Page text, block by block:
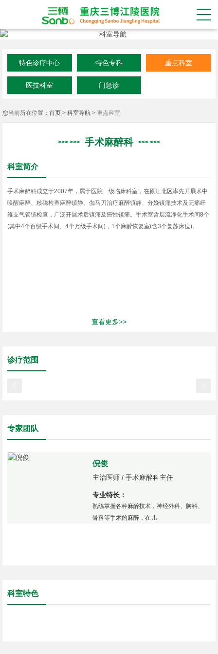
特色诊疗中心 特色专科 重点科室
医技科室 门急诊
您当前所在位置： 首页 > 科室导航 > 重点科室
手术麻醉科
科室简介
手术麻醉科成立于2007年，属于医院一级临床科室，在原江北区率先开展术中
唤醒麻醉、核磁检查麻醉镇静、伽马刀治疗麻醉镇静、分娩镇痛技术及无痛纤
维支气管镜检查，广泛开展术后镇痛及癌性镇痛。手术室含层流净化手术间8个
(其中4个百级手术间、4个万级手术间)，1个麻醉恢复室(含3个复苏床位)。
查看更多>>
诊疗范围
专家团队
倪俊
主治医师 / 手术麻醉科主任
专业特长：
熟练掌握各种麻醉技术，神经外科、胸科、
骨科等手术的麻醉，在儿
科室特色